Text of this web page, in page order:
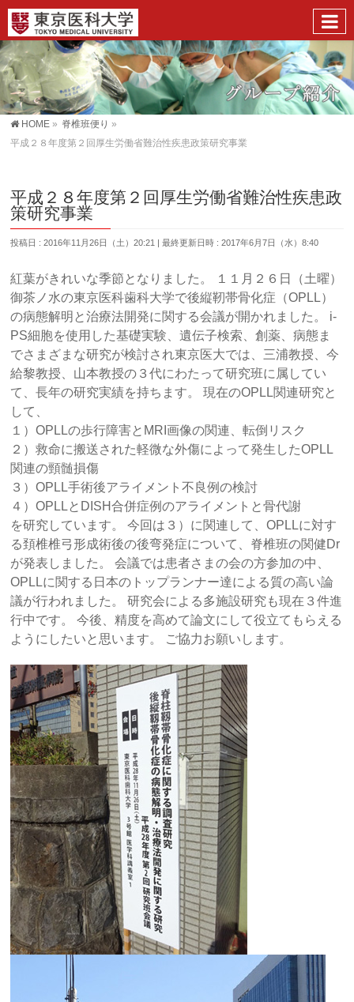
HOME » 脊椎班便り »
平成２８年度第２回厚生労働省難治性疾患政策研究事業
平成２８年度第２回厚生労働省難治性疾患政
策研究事業
投稿日 : 2016年11月26日（土）20:21 最終更新日時 : 2017年6月7日（水）8:40
紅葉がきれいな季節となりました。 １１月２６日（土曜）
御茶ノ水の東京医科歯科大学で後縦靭帯骨化症（OPLL）
の病態解明と治療法開発に関する会議が開かれました。 i-
PS細胞を使用した基礎実験、遺伝子検索、創薬、病態ま
でさまざまな研究が検討され東京医大では、三浦教授、今
給黎教授、山本教授の３代にわたって研究班に属してい
て、長年の研究実績を持ちます。 現在のOPLL関連研究と
して、
１）OPLLの歩行障害とMRI画像の関連、転倒リスク
２）救命に搬送された軽微な外傷によって発生したOPLL
関連の頸髄損傷
３）OPLL手術後アライメント不良例の検討
４）OPLLとDISH合併症例のアライメントと骨代謝
を研究しています。 今回は３）に関連して、OPLLに対す
る頚椎椎弓形成術後の後弯発症について、脊椎班の関健Dr
が発表しました。 会議では患者さまの会の方参加の中、
OPLLに関する日本のトップランナー達による質の高い論
議が行われました。 研究会による多施設研究も現在３件進
行中です。 今後、精度を高めて論文にして役立てもらえる
ようにしたいと思います。 ご協力お願いします。